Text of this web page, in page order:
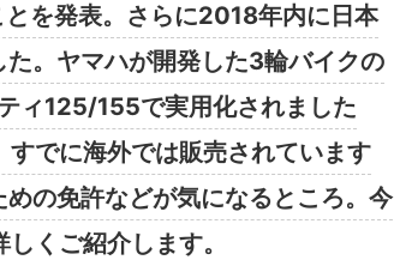
とを発表。さらに2018年内に日本
。ヤマハが開発した3輪バイクの
ィ125/155で実用化されました
でに海外では販売されています
の免許などが気になるところ。今
くご紹介します。